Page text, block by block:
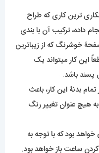
ترین کاری که طراح
داده، ترکیب آن با بندی
خوشرنگ که از زیباترین
کار میتواند یک
پسند باشد.
بدنۀ این کار، باعث
هیچ عنوان تغییر رنگ
بود که با توجه به
ساعت باز خواهد بود.